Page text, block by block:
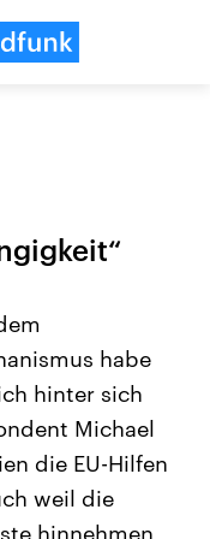
Beiträge,
und
die Vereinigten
großem Einfluss auf
habe
hinter sich
Michael
die EU-Hilfen
weil die
hinnehmen